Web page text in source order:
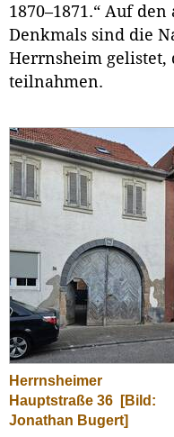
1870–1871.“ Auf
Denkmals sind die
Herrnsheim gelistet,
teilnahmen.
Herrnsheimer
Hauptstraße 36
[Bild:
Jonathan Bugert]